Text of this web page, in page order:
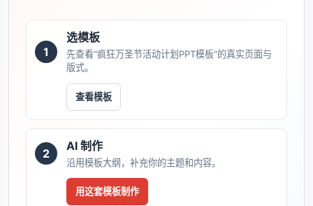
1
选模板
先查看“疯狂万圣节活动计划PPT模板”的真实页面与
版式。
查看模板
2
AI 制作
沿用模板大纲，补充你的主题和内容。
用这套模板制作